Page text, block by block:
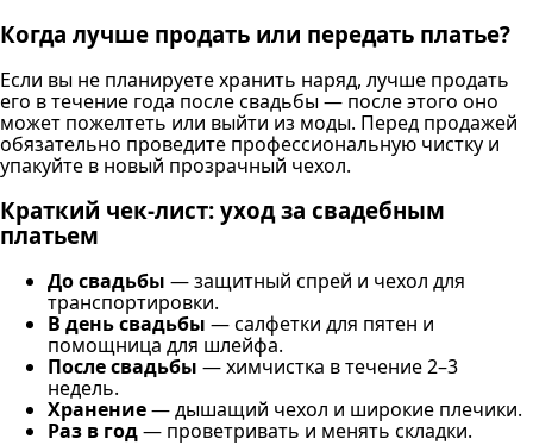
Когда лучше продать или передать платье?
Если вы не планируете хранить наряд, лучше продать
его в течение года после свадьбы — после этого оно
может пожелтеть или выйти из моды. Перед продажей
обязательно проведите профессиональную чистку и
упакуйте в новый прозрачный чехол.
Краткий чек-лист: уход за свадебным
платьем
До свадьбы — защитный спрей и чехол для
транспортировки.
В день свадьбы — салфетки для пятен и
помощница для шлейфа.
После свадьбы — химчистка в течение 2–3
недель.
Хранение— дышащий чехол и широкие плечики.
Раз в год— проветривать и менять складки.